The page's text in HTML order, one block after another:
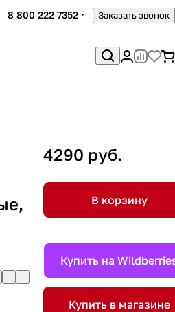
8 800 222 7352 Заказать звонок
4290 руб.
В корзину
Купить на
Купить в магазине